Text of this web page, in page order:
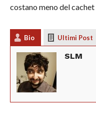
costano meno del
Bio Ultimi Post
SLM